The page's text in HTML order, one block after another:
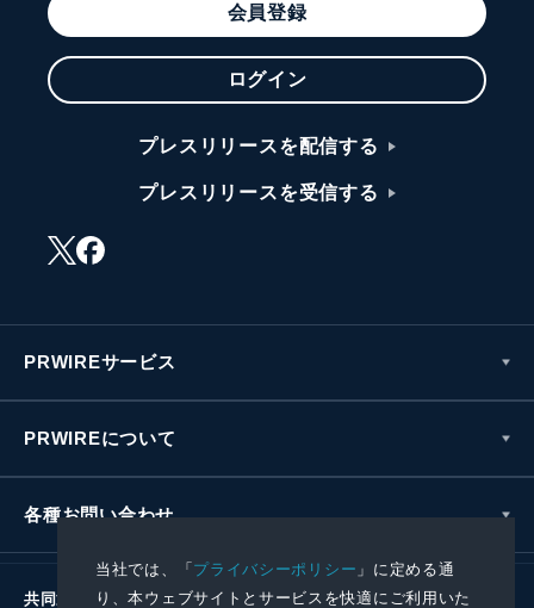
当社では、「プライバシーポリシー 」に定める通
り、本ウェブサイトとサービスを快適にご利用いた
会員登録
ログイン
プレスリリースを配信する
プレスリリースを受信する
PRWIREサービス
PRWIREについて
各種お問い合わせ
共同通信社グループ